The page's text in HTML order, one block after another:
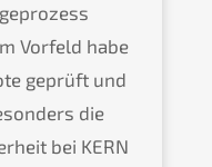
Vorfeld habe
geprüft und
die
bei KERN